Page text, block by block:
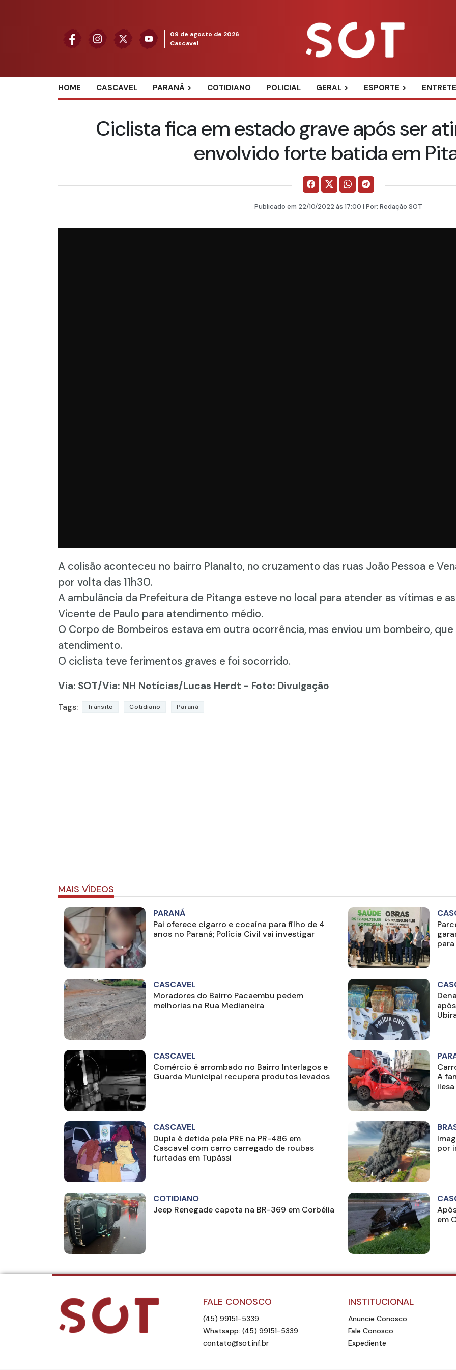
09 de agosto de 2026
Cascavel
HOME CASCAVEL PARANÁ COTIDIANO POLICIAL GERAL ESPORTE
Ciclista fica em estado grave após ser
envolvido forte batida em
Publicado em 22/10/2022 às 17:00 | Por: Redação SOT
A colisão aconteceu no bairro Planalto, no cruzamento das ruas João Pessoa e
por volta das 11h30.
A ambulância da Prefeitura de Pitanga esteve no local para atender as vítimas e
Vicente de Paulo para atendimento médio.
O Corpo de Bombeiros estava em outra ocorrência, mas enviou um bombeiro,
atendimento.
O ciclista teve ferimentos graves e foi socorrido.
Via: SOT/Via: NH Notícias/Lucas Herdt - Foto: Divulgação
Tags: Trânsito Cotidiano Paraná
MAIS VÍDEOS
PARANÁ
Pai oferece cigarro e cocaína para filho de 4
anos no Paraná; Polícia Civil vai investigar
CASCAVEL
Moradores do Bairro Pacaembu pedem
melhorias na Rua Medianeira
CASCAVEL
Comércio é arrombado no Bairro Interlagos e
Guarda Municipal recupera produtos levados
A
ilesa
CASCAVEL
Dupla é detida pela PRE na PR-486 em
Cascavel com carro carregado de roubas
furtadas em Tupãssi
por
COTIDIANO
Jeep Renegade capota na BR-369 em Corbélia
em
FALE CONOSCO
(45) 99151-5339
Whatsapp: (45) 99151-5339
contato@sot.inf.br
INSTITUCIONAL
Anuncie Conosco
Fale Conosco
Expediente